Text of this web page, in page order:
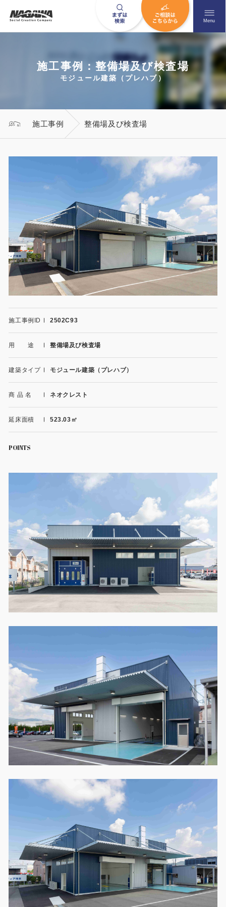
メニュ
Menu
お問い合わせはこちら
0120-09-9663
営業時間AM 9:00〜PM6:00
用途から探す
事務所・作業場
店舗
ガレージ・物置
勉強部屋・子供部屋
休憩室・喫煙室
中古品
モジュール建築（プレハブ）
システム建築
危険物保管庫
防災倉庫
ナガワについて知る
展示場を探す
施工事例
あなたにナガワがお薦めの理由
Webカタログ
その他
ナガワひまわり財団
施工事例：整備場及び検査場
モジュール建築（プレハブ）
施工事例 整備場及び検査場
施工事例ID 2502C93
用 途 整備場及び検査場
建築タイプ モジュール建築（プレハブ）
商 品 名 ネオクレスト
延床面積 523.03㎡
POINTS